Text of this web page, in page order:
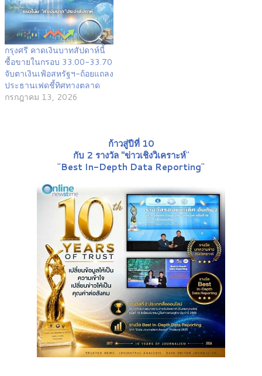
กรุงศรี คาดเงินบาทสัปดาห์นี้
ซื้อขายในกรอบ 33.00-33.70
จับตาเงินเฟ้อสหรัฐฯ-ถ้อยแถลง
ประธานเฟดชี้ทิศทางตลาด
กรกฎาคม 13, 2026
ก้าวสู่ปีที่ 10
กับ 2 รางวัล "ข่าวเชิงวิเคราะห์"
"Best In-Depth Data Reporting"